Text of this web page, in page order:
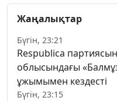
Жаңалықтар
Бүгін, 23:21
Respublica
облысындағы
ұжымымен кездесті
Бүгін, 23:15